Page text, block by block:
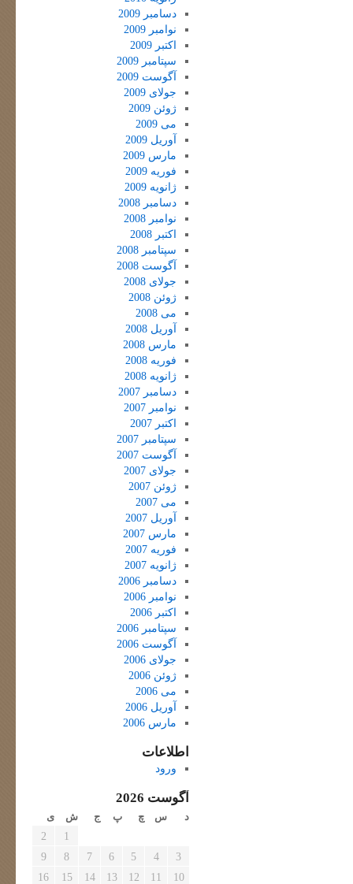
دسامبر 2009
نوامبر 2009
اکتبر 2009
سپتامبر 2009
آگوست 2009
جولای 2009
ژوئن 2009
می 2009
آوریل 2009
مارس 2009
فوریه 2009
ژانویه 2009
دسامبر 2008
نوامبر 2008
اکتبر 2008
سپتامبر 2008
آگوست 2008
جولای 2008
ژوئن 2008
می 2008
آوریل 2008
مارس 2008
فوریه 2008
ژانویه 2008
دسامبر 2007
نوامبر 2007
اکتبر 2007
سپتامبر 2007
آگوست 2007
جولای 2007
ژوئن 2007
می 2007
آوریل 2007
مارس 2007
فوریه 2007
ژانویه 2007
دسامبر 2006
نوامبر 2006
اکتبر 2006
سپتامبر 2006
آگوست 2006
جولای 2006
ژوئن 2006
می 2006
آوریل 2006
مارس 2006
اطلاعات
ورود
آگوست 2026
د س چ پ ج ش ی
1
2
3
4
5
6
7
8
9
10
11
12
13
14
15
16